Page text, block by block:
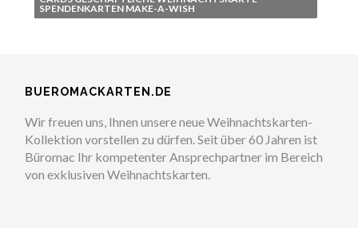
SPENDENKARTEN MAKE-A-WISH
BUEROMACKARTEN.DE
Wir freuen uns, Ihnen unsere neue Weihnachtskarten-
Kollektion vorstellen zu dürfen. Seit über 60 Jahren ist
Büromac Ihr kompetenter Ansprechpartner im Bereich
von exklusiven Weihnachtskarten.